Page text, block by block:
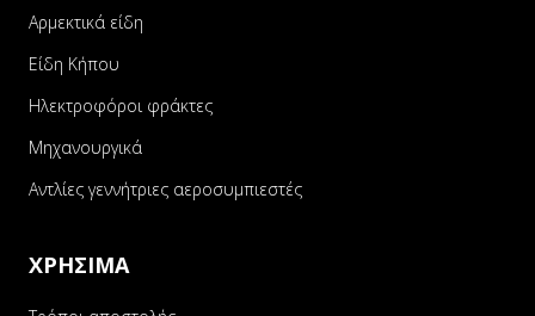
Αρμεκτικά είδη
Είδη Κήπου
Ηλεκτροφόροι φράκτες
Μηχανουργικά
Αντλίες γεννήτριες αεροσυμπιεστές
ΧΡΗΣΙΜΑ